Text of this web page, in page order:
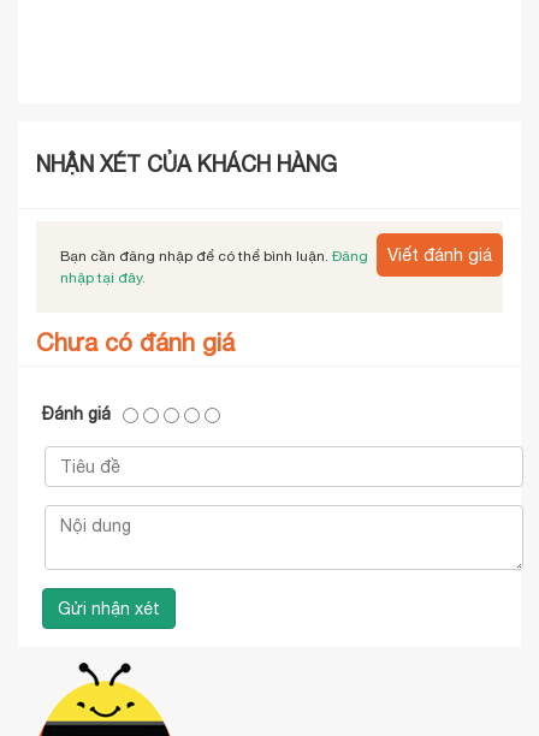
NHẬN XÉT CỦA KHÁCH HÀNG
Viết đánh giá
Bạn cần đăng nhập để có thể bình luận. Đăng
nhập tại đây.
Chưa có đánh giá
Đánh giá